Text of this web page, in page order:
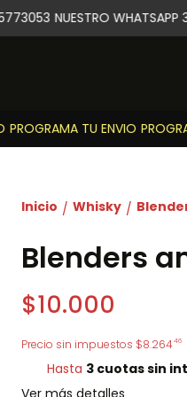
PROGRAMA TU ENVIO
NUESTRO WHATSAPP
Inicio / Whisky /
Blenders
$10.000
Precio sin impuestos $8.26446
Hasta 3 cuotas sin
Ver más detalles